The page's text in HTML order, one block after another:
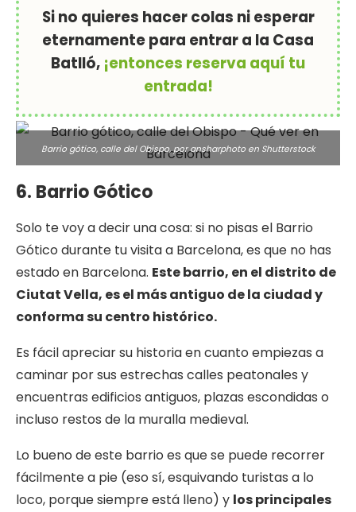
Si no quieres hacer colas ni esperar
eternamente para entrar a la Casa
Batlló, ¡entonces reserva aquí tu
entrada!
Barrio gótico, calle del Obispo, por ansharphoto en Shutterstock
6. Barrio Gótico
Solo te voy a decir una cosa: si no pisas el Barrio
Gótico durante tu visita a Barcelona, es que no has
estado en Barcelona. Este barrio, en el distrito de
Ciutat Vella, es el más antiguo de la ciudad y
conforma su centro histórico.
Es fácil apreciar su historia en cuanto empiezas a
caminar por sus estrechas calles peatonales y
encuentras edificios antiguos, plazas escondidas o
incluso restos de la muralla medieval.
Lo bueno de este barrio es que se puede recorrer
fácilmente a pie (eso sí, esquivando turistas a lo
loco, porque siempre está lleno) y los principales